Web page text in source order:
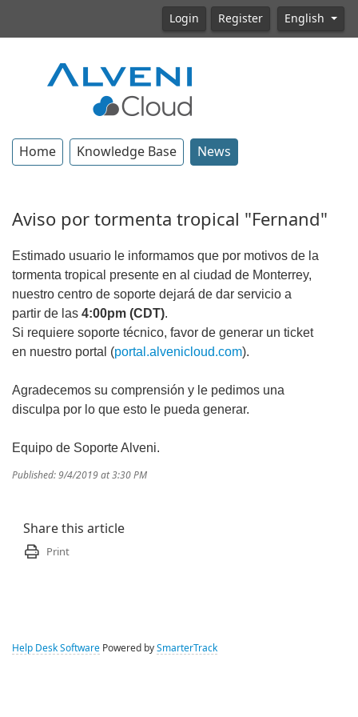
Login Register English
Home Knowledge Base News
Aviso por tormenta tropical "Fernand"
Estimado usuario le informamos que por motivos de la
tormenta tropical presente en al ciudad de Monterrey,
nuestro centro de soporte dejará de dar servicio a
partir de las 4:00pm (CDT).
Si requiere soporte técnico, favor de generar un ticket
en nuestro portal (portal.alvenicloud.com).
Agradecemos su comprensión y le pedimos una
disculpa por lo que esto le pueda generar.
Equipo de Soporte Alveni.
Published: 9/4/2019 at 3:30 PM
Share this article
Print
Help Desk Software Powered by SmarterTrack